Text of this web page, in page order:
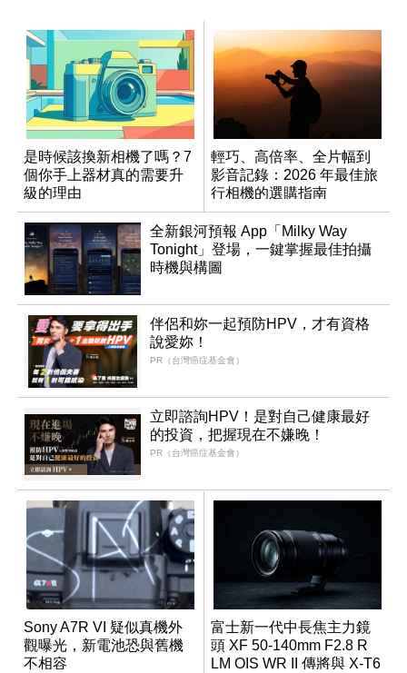
是時候該換新相機了嗎？7
個你手上器材真的需要升
級的理由
輕巧、高倍率、全片幅到
影音記錄：2026 年最佳旅
行相機的選購指南
全新銀河預報 App「Milky Way
Tonight」登場，一鍵掌握最佳拍攝
時機與構圖
伴侶和妳一起預防HPV，才有資格
說愛妳！
PR（台灣癌症基金會）
立即諮詢HPV！是對自己健康最好
的投資，把握現在不嫌晚！
PR（台灣癌症基金會）
Sony A7R VI 疑似真機外
觀曝光，新電池恐與舊機
不相容
富士新一代中長焦主力鏡
頭 XF 50-140mm F2.8 R
LM OIS WR II 傳將與 X-T6